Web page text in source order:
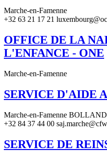
Marche-en-Famenne
+32 63 21 17 21
OFFICE DE LA
L'ENFANCE - ONE
Marche-en-Famenne
SERVICE D'AIDE
Marche-en-Famenne
+32 84 37 44 00
SERVICE DE